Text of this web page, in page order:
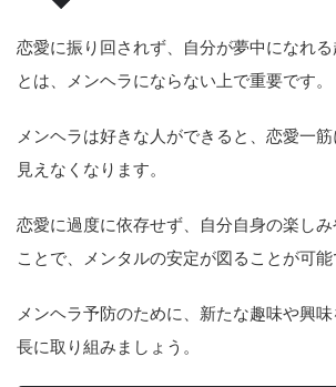
恋愛に振り回されず、自分が夢中になれ
とは、メンヘラにならない上で重要です。
メンヘラは好きな人ができると、恋愛一
見えなくなります。
恋愛に過度に依存せず、自分自身の楽し
ことで、メンタルの安定が図ることが可能
メンヘラ予防のために、新たな趣味や興
長に取り組みましょう。